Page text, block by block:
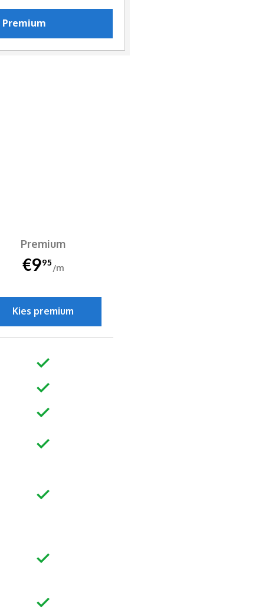
Premium
Premium
€995
/m
Kies premium